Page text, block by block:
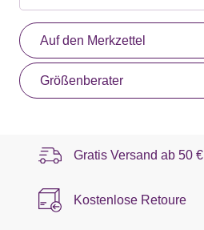
Auf den Merkzettel
Größenberater
Gratis Versand ab 50 €
Kostenlose Retoure